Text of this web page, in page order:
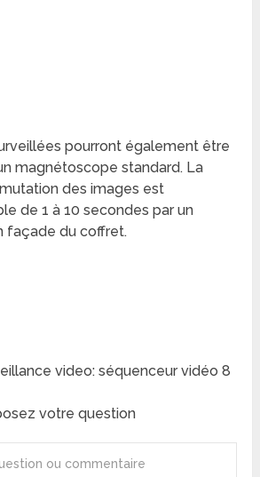
pourront également être
magnétoscope standard. La
des images est
de 1 à 10 secondes par un
façade du coffret.
video: séquenceur vidéo 8
votre question